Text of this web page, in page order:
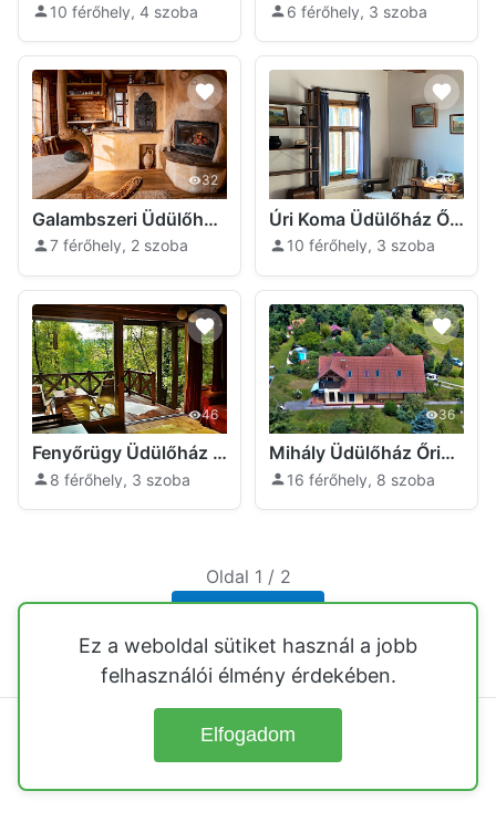
10 férőhely, 4 szoba 6 férőhely, 3 szoba
32
Galambszeri Üdülőház Őriszentpéter
7 férőhely, 2 szoba
49
Úri Koma Üdülőház Őriszentpéter
10 férőhely, 3 szoba
46
Fenyőrügy Üdülőház Őriszentpéter
8 férőhely, 3 szoba
36
Mihály Üdülőház Őriszentpéter
16 férőhely, 8 szoba
Oldal 1 / 2
Ez a weboldal sütiket használ a jobb
felhasználói élmény érdekében.
Elfogadom